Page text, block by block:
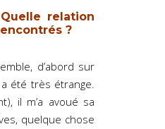
relation
?
d’abord sur
été très étrange.
il m’a avoué sa
quelque chose